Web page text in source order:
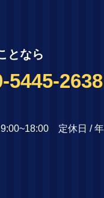
となら
5445-2638
定休日 /